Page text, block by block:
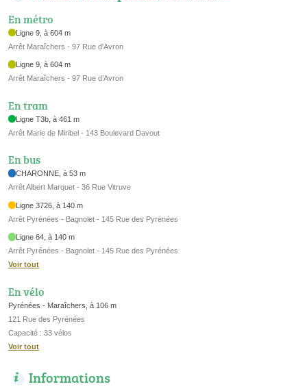
En métro
Ligne 9, à 604 m
Arrêt Maraîchers - 97 Rue d'Avron
Ligne 9, à 604 m
Arrêt Maraîchers - 97 Rue d’Avron
En tram
Ligne T3b, à 461 m
Arrêt Marie de Miribel - 143 Boulevard Davout
En bus
CHARONNE, à 53 m
Arrêt Albert Marquet - 36 Rue Vitruve
Ligne 3726, à 140 m
Arrêt Pyrénées - Bagnolet - 145 Rue des Pyrénées
Ligne 64, à 140 m
Arrêt Pyrénées - Bagnolet - 145 Rue des Pyrénées
Voir tout
En vélo
Pyrénées - Maraîchers, à 106 m
121 Rue des Pyrénées
Capacité : 33 vélos
Voir tout
Informations